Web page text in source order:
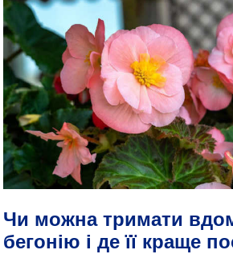
Чи можна тримати
бегонію і де її краще